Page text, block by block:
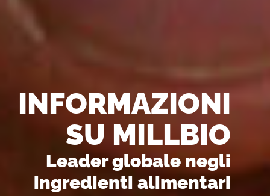
INFORMAZIONI
SU MILLBIO
Leader globale negli
ingredienti alimentari